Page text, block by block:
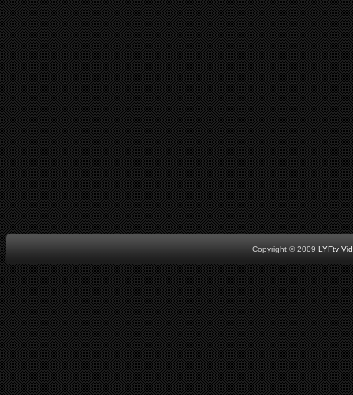
Copyright © 2009LYFtv